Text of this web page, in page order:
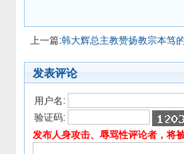
上一篇:韩大辉总主教赞扬教宗本笃
发表评论
用户名:
验证码:
发布人身攻击、辱骂性评论者，将